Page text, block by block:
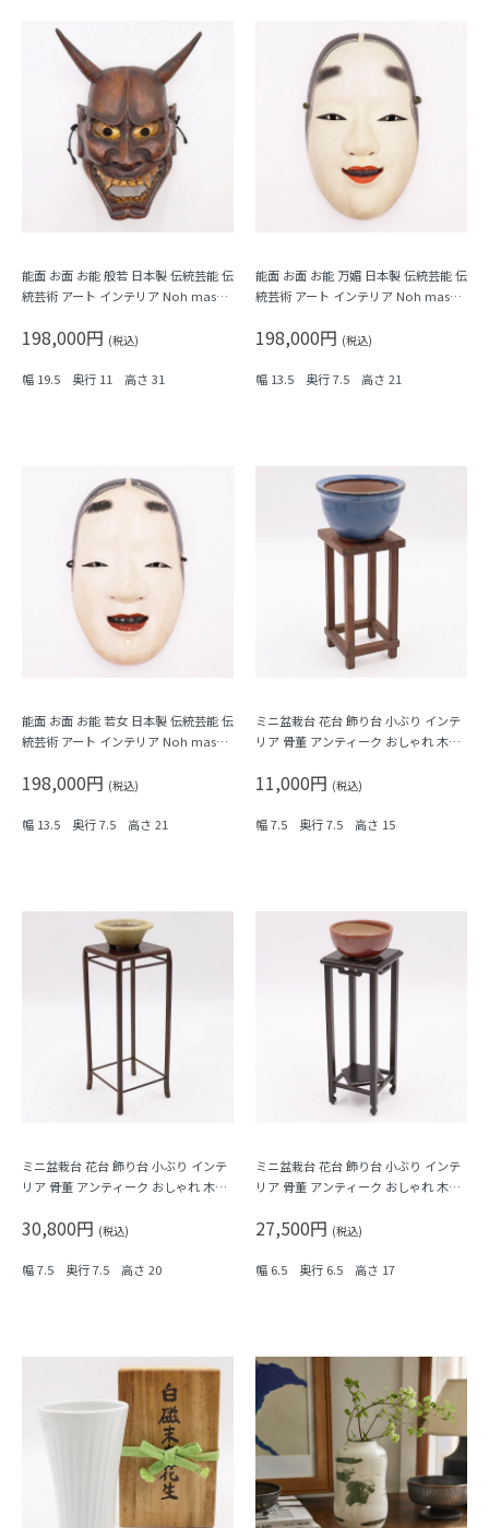
能面 お面 お能 般若 日本製 伝統芸能 伝
統芸術 アート インテリア Noh mask,
198,000円 (税込)
幅 19.5 奥行 11 高さ 31
能面 お面 お能 万媚 日本製 伝統芸能 伝
統芸術 アート インテリア Noh mask,
198,000円 (税込)
幅 13.5 奥行 7.5 高さ 21
能面 お面 お能 若女 日本製 伝統芸能 伝
統芸術 アート インテリア Noh mask,
198,000円 (税込)
幅 13.5 奥行 7.5 高さ 21
ミニ盆栽台 花台 飾り台 小ぶり インテ
リア 骨董 アンティーク おしゃれ 木の
11,000円 (税込)
幅 7.5 奥行 7.5 高さ 15
ミニ盆栽台 花台 飾り台 小ぶり インテ
リア 骨董 アンティーク おしゃれ 木の
30,800円 (税込)
幅 7.5 奥行 7.5 高さ 20
ミニ盆栽台 花台 飾り台 小ぶり インテ
リア 骨董 アンティーク おしゃれ 木の
27,500円 (税込)
幅 6.5 奥行 6.5 高さ 17